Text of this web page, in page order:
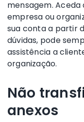
mensagem.
empresa ou
sua conta a partir
dúvidas, pode
assistência a
organização.
Não
anexos